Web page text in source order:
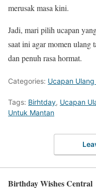
merusak masa kini.
Jadi, mari pilih ucapan
saat ini agar momen ulang
dan penuh rasa hormat.
Categories: Ucapan Ulang
Tags: Birhtday, Ucapan
Untuk Mantan
Birthday Wishes Central